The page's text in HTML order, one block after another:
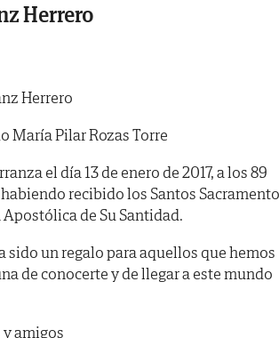
Herrero
Herrero
María Pilar Rozas Torre
el día 13 de enero de 2017, a los 89
recibido los Santos
de Su Santidad.
sido un regalo para aquellos que hemos
de conocerte y de llegar a este mundo
amigos